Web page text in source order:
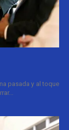
pasada y al toque